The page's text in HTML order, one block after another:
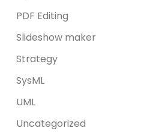
PDF Editing
Slideshow maker
Strategy
SysML
UML
Uncategorized